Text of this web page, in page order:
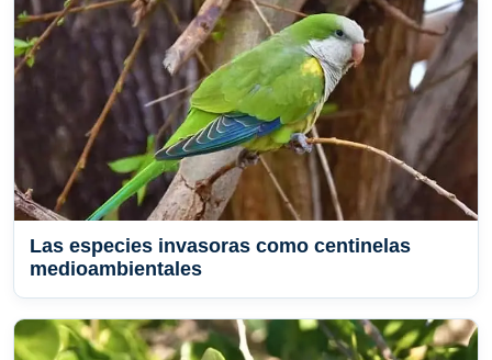
Las especies invasoras como centinelas
medioambientales